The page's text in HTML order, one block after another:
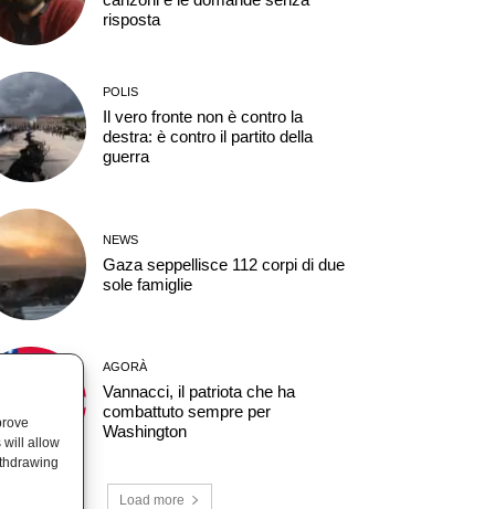
will allow
risposta
POLIS
Il vero fronte non è contro la
destra: è contro il partito della
guerra
NEWS
Gaza seppellisce 112 corpi di due
sole famiglie
AGORÀ
Vannacci, il patriota che ha
combattuto sempre per
Washington
Load more